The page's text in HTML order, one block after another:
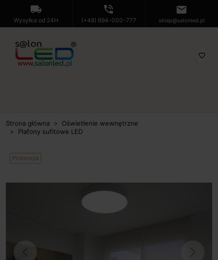
local_shipping
Wysyłka od 24H
phone_in_talk
(+48) 694-000-777
mail
sklep@salonled.pl
favorite_border
Strona główna
Oświetlenie wewnętrzne
Plafony sufitowe LED
Promocja
Previous